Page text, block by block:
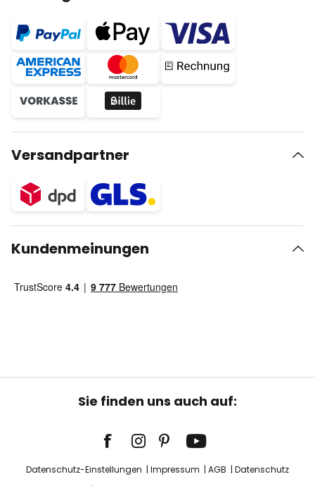
Versandpartner
Kundenmeinungen
Sie finden uns auch auf:
Datenschutz-Einstellungen Impressum AGB
Datenschutz